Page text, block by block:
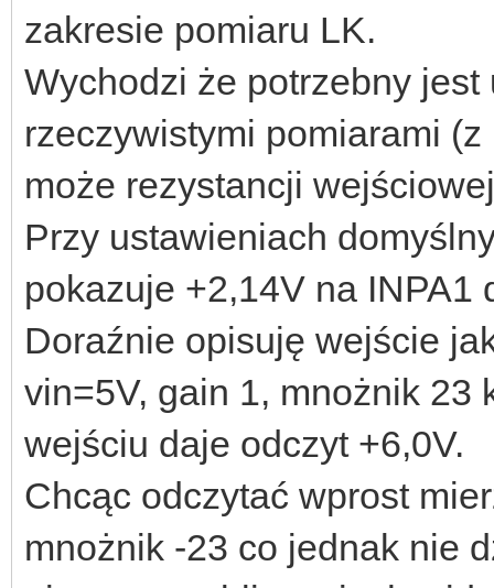
zakresie pomiaru LK.
Wychodzi że potrzebny
rzeczywistymi pomiarami
może rezystancji
Przy ustawieniach
pokazuje +2,14V na INPA1
Doraźnie opisuję wejście
vin=5V, gain 1, mnożnik 23
wejściu daje odczyt +6,0V.
Chcąc odczytać wprost
mnożnik -23 co jednak nie